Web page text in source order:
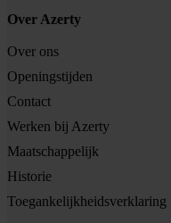
Over Azerty
Over ons
Openingstijden
Contact
Werken bij Azerty
Maatschappelijk
Historie
Toegankelijkheidsverklaring